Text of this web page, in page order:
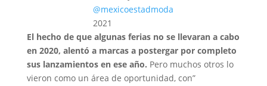
@mexicoestadmoda
2021
El hecho de que algunas ferias no se llevaran a cabo
en 2020, alentó a marcas a postergar por completo
sus lanzamientos en ese año. Pero muchos otros lo
vieron como un área de oportunidad, con”